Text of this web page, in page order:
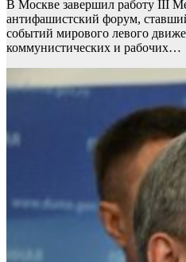
В Москве завершил работу III
антифашистский форум,
событий мирового левого
коммунистических и рабочих…